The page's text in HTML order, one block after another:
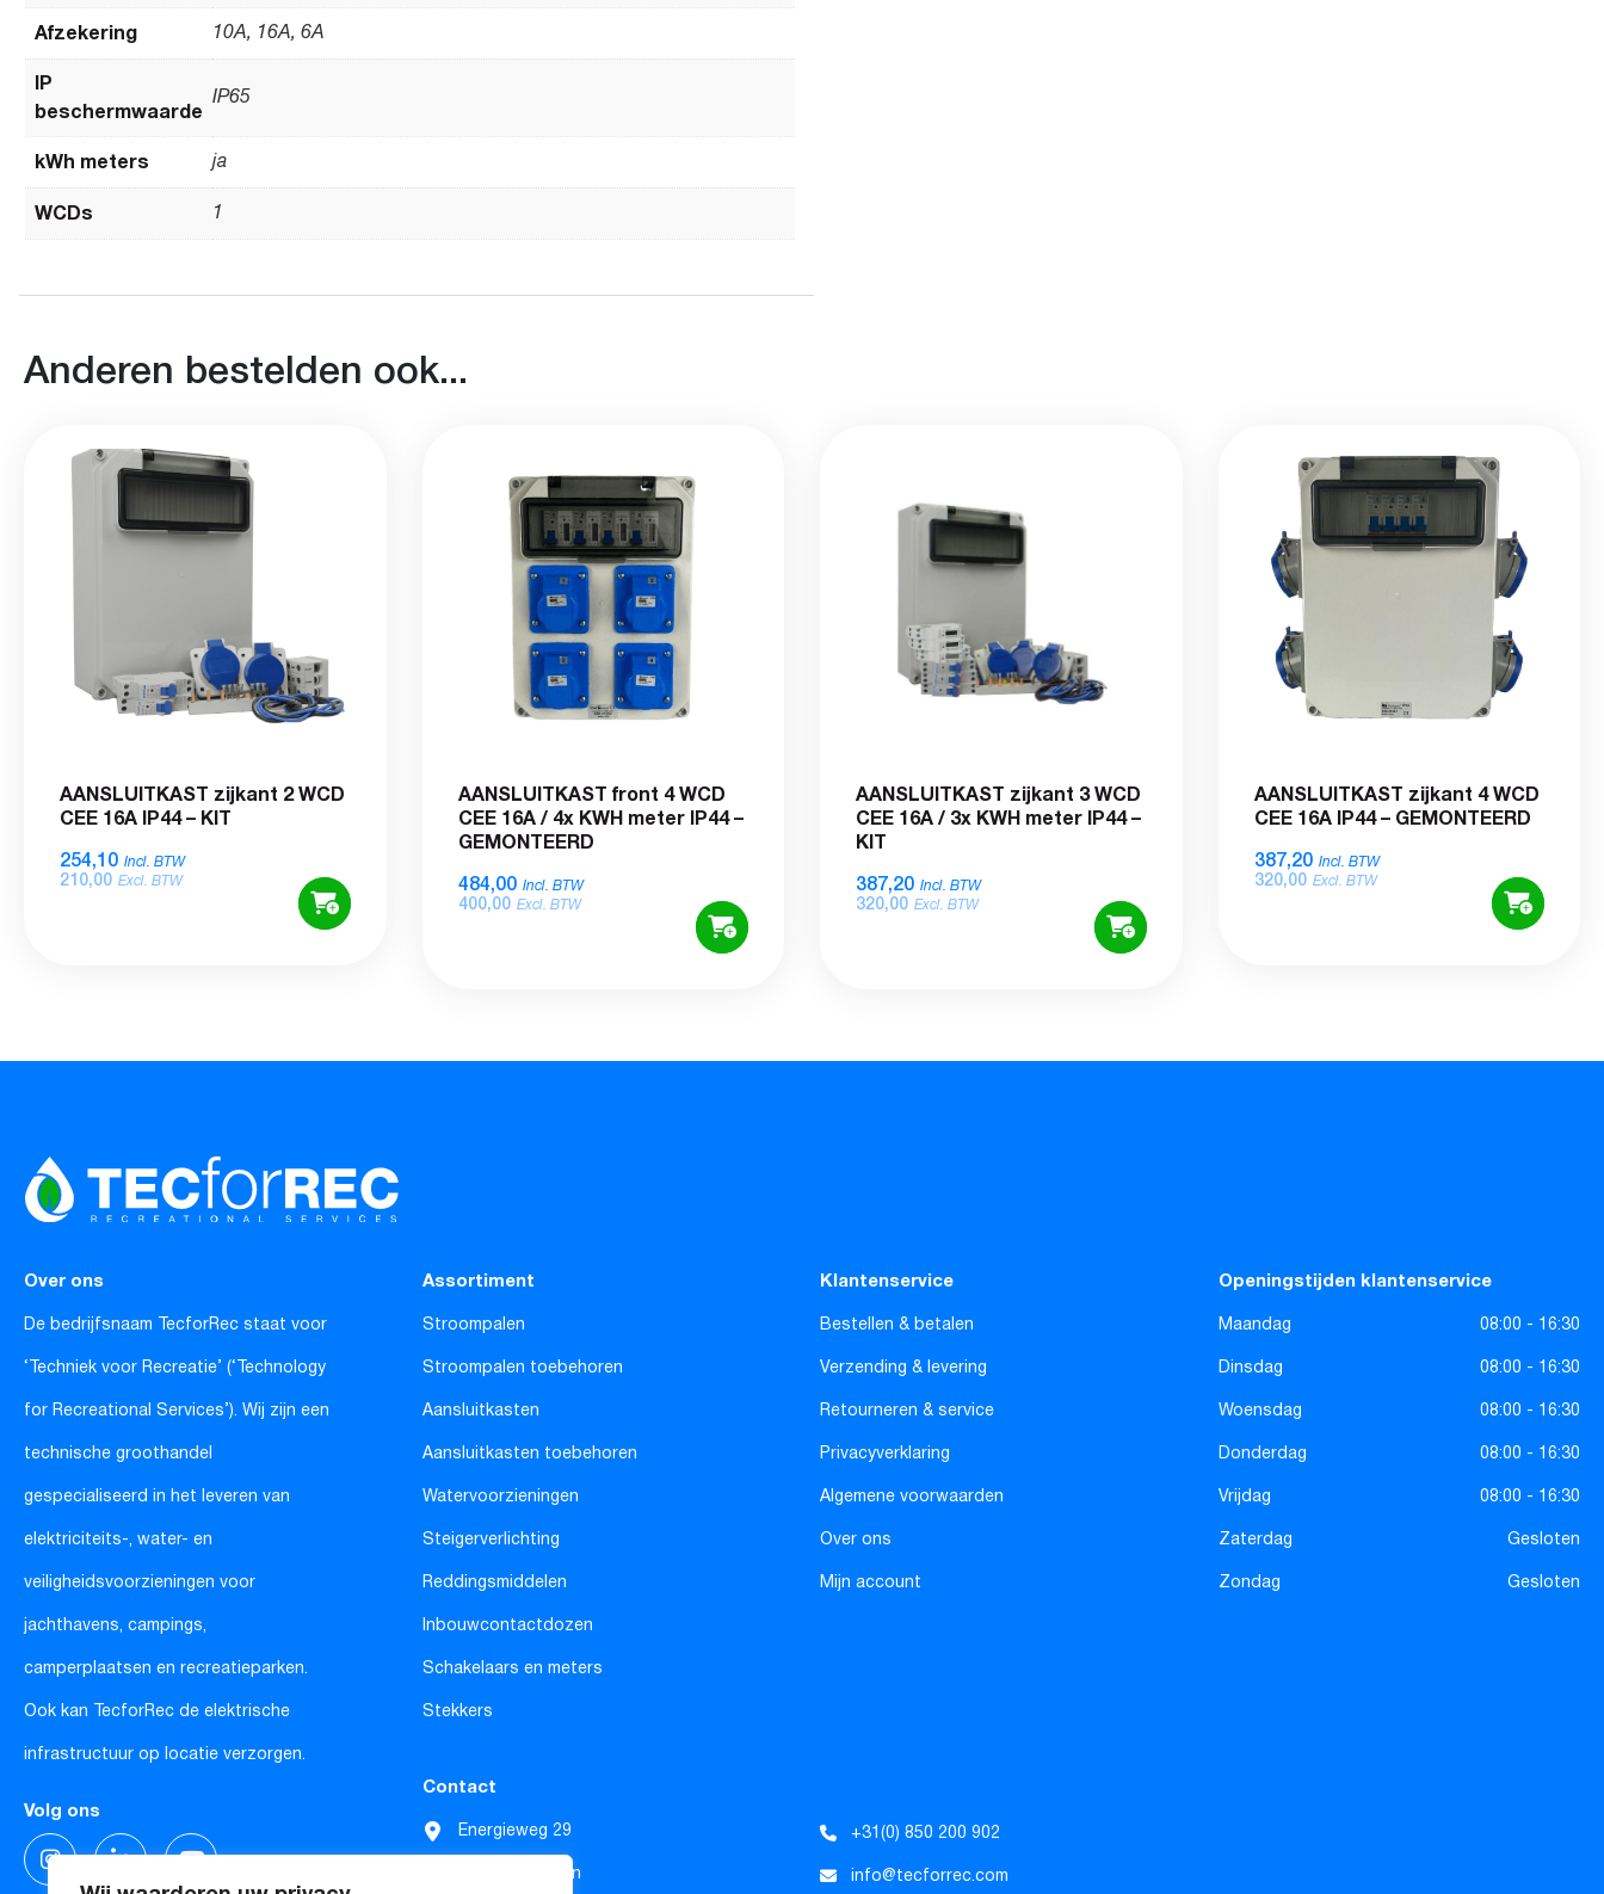
Afzekering 10A, 16A, 6A
IP
beschermwaarde IP65
kWh meters ja
WCDs 1
Anderen bestelden ook...
AANSLUITKAST zijkant 2 WCD
CEE 16A IP44 – KIT
254,10 Incl. BTW
210,00 Excl. BTW
AANSLUITKAST front 4 WCD
CEE 16A / 4x KWH meter IP44 –
GEMONTEERD
484,00 Incl. BTW
400,00 Excl. BTW
AANSLUITKAST zijkant 3 WCD
CEE 16A / 3x KWH meter IP44 –
KIT
387,20 Incl. BTW
320,00 Excl. BTW
AANSLUITKAST zijkant 4 WCD
CEE 16A IP44 – GEMONTEERD
387,20 Incl. BTW
320,00 Excl. BTW
Over ons
De bedrijfsnaam TecforRec staat voor
‘Techniek voor Recreatie’ (‘Technology
for Recreational Services’). Wij zijn een
technische groothandel
gespecialiseerd in het leveren van
elektriciteits-, water- en
veiligheidsvoorzieningen voor
jachthavens, campings,
camperplaatsen en recreatieparken.
Ook kan TecforRec de elektrische
infrastructuur op locatie verzorgen.
Assortiment
Stroompalen
Stroompalen toebehoren
Aansluitkasten
Aansluitkasten toebehoren
Watervoorzieningen
Steigerverlichting
Reddingsmiddelen
Inbouwcontactdozen
Schakelaars en meters
Stekkers
Klantenservice
Bestellen & betalen
Verzending & levering
Retourneren & service
Privacyverklaring
Algemene voorwaarden
Over ons
Mijn account
Openingstijden klantenservice
Maandag
08:00 - 16:30
Dinsdag
08:00 - 16:30
Woensdag
08:00 - 16:30
Donderdag
08:00 - 16:30
Vrijdag
08:00 - 16:30
Zaterdag
Gesloten
Zondag
Gesloten
Volg ons
Contact
Energieweg 29
4691 SE Tholen
+31(0) 850 200 902
info@tecforrec.com